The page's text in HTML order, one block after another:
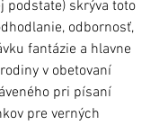
podstate) skrýva toto
odbornosť,
fantázie a hlavne
v obetovaní
pri písaní
pre verných